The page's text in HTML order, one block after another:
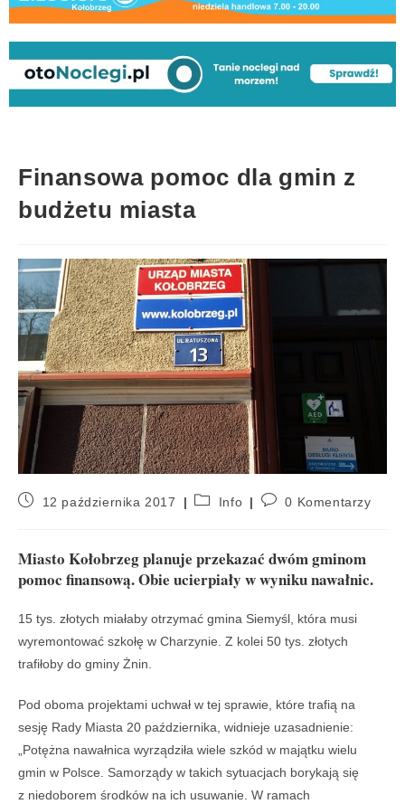
Finansowa pomoc dla gmin z
budżetu miasta
12 października 2017 Info 0 Komentarzy
Miasto Kołobrzeg planuje przekazać dwóm gminom
pomoc finansową. Obie ucierpiały w wyniku nawałnic.
15 tys. złotych miałaby otrzymać gmina Siemyśl, która musi
wyremontować szkołę w Charzynie. Z kolei 50 tys. złotych
trafiłoby do gminy Żnin.
Pod oboma projektami uchwał w tej sprawie, które trafią na
sesję Rady Miasta 20 października, widnieje uzasadnienie:
„Potężna nawałnica wyrządziła wiele szkód w majątku wielu
gmin w Polsce. Samorządy w takich sytuacjach borykają się
z niedoborem środków na ich usuwanie. W ramach